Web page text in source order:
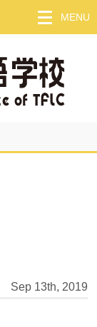
MENU
Sep 13th, 2019